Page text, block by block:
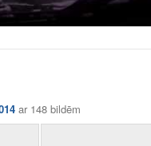
ar 148 bildēm